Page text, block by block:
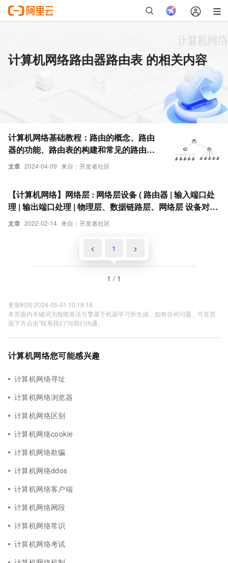
计算机网络路由器路由表 的相关内容
文章 2024-04-09 来自：开发者社区
计算机网络基础教程：路由的概念、路由
器的功能、路由表的构建和常见的路由选
择算法
文章 2022-02-14 来自：开发者社区
【计算机网络】网络层 : 网络层设备 ( 路由器 | 输入端口处
理 | 输出端口处理 | 物理层、数据链路层、网络层 设备对比
| 路由表 与 路由转发 )
< 1 >
1 / 1
更新时间 2024-05-01 10:18:16
本页面内关键词为智能算法引擎基于机器学习所生成，如有任何问题，可在页
面下方点击"联系我们"与我们沟通。
计算机网络您可能感兴趣
计算机网络寻址
计算机网络浏览器
计算机网络区别
计算机网络cookie
计算机网络欺骗
计算机网络ddos
计算机网络客户端
计算机网络网段
计算机网络常识
计算机网络考试